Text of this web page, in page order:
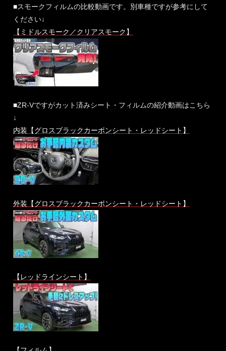
■スモークフィルムの比較動画です。別車種ですが参考にして
ください↓
【ミドルスモーク／クリアスモーク】
■ZR-Vですがカット済みシート・フィルムの紹介動画はこちら
↓
内装【グロスブラックカーボンシート・レッドシート】
外装【グロスブラックカーボンシート・レッドシート】
【レッドラインシート】